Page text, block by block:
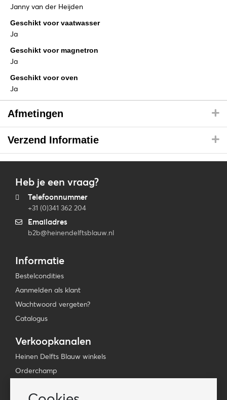
Janny van der Heijden
Geschikt voor vaatwasser
Ja
Geschikt voor magnetron
Ja
Geschikt voor oven
Ja
Afmetingen
Verzend Informatie
Heb je een vraag?
Telefoonnummer
+31 (0)341 362 204
Emailadres
b2b@heinendelftsblauw.nl
Informatie
Bestelcondities
Aanmelden als klant
Wachtwoord vergeten?
Catalogus
Verkoopkanalen
Heinen Delfts Blauw winkels
Orderchamp